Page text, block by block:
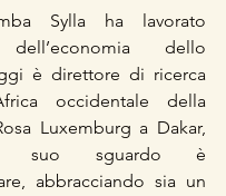
Sylla ha lavorato
dell’economia dello
è direttore di ricerca
occidentale della
Luxemburg a Dakar,
suo sguardo è
abbracciando sia un